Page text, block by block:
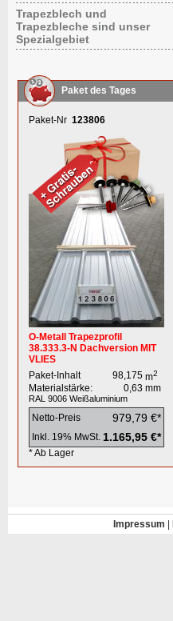
Trapezblech und
Trapezbleche sind unser
Spezialgebiet
Paket des Tages
Paket-Nr 123806
O-Metall Trapezprofil
38.333.3-N Dachversion MIT
VLIES
Paket-Inhalt
98,175 m2
Materialstärke: 0,63 mm
RAL 9006 Weißaluminium
Netto-Preis 979,79 €*
Inkl. 19% MwSt. 1.165,95 €*
* Ab Lager
Impressum